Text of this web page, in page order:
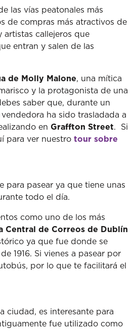
las vías peatonales más
de compras más atractivos de
artistas callejeros que
entran y salen de las
de Molly Malone, una mítica
y la protagonista de una
saber que, durante un
ha sido trasladada a
en Graffton Street. Si
para ver nuestro tour sobre
para pasear ya que tiene unas
todo el día.
como uno de los más
Central de Correos de Dublín
ya que fue donde se
1916. Si vienes a pasear por
por lo que te facilitará el
ciudad, es interesante para
fue utilizado como